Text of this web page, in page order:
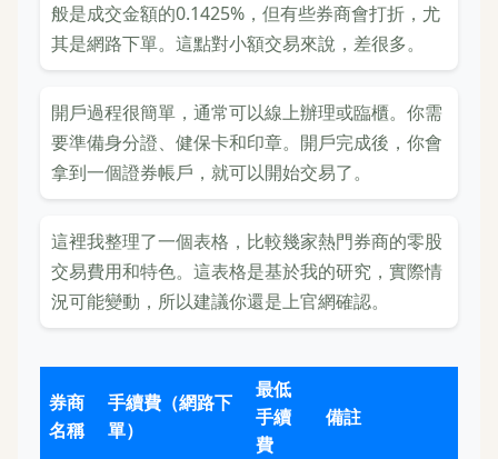
般是成交金額的0.1425%，但有些券商會打折，尤
其是網路下單。這點對小額交易來說，差很多。
開戶過程很簡單，通常可以線上辦理或臨櫃。你需
要準備身分證、健保卡和印章。開戶完成後，你會
拿到一個證券帳戶，就可以開始交易了。
這裡我整理了一個表格，比較幾家熱門券商的零股
交易費用和特色。這表格是基於我的研究，實際情
況可能變動，所以建議你還是上官網確認。
券商
名稱
手續費（網路下
單）
最低
手續
費
備註